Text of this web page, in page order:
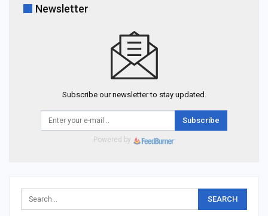
Newsletter
Subscribe our newsletter to stay updated.
Subscribe
Powered by